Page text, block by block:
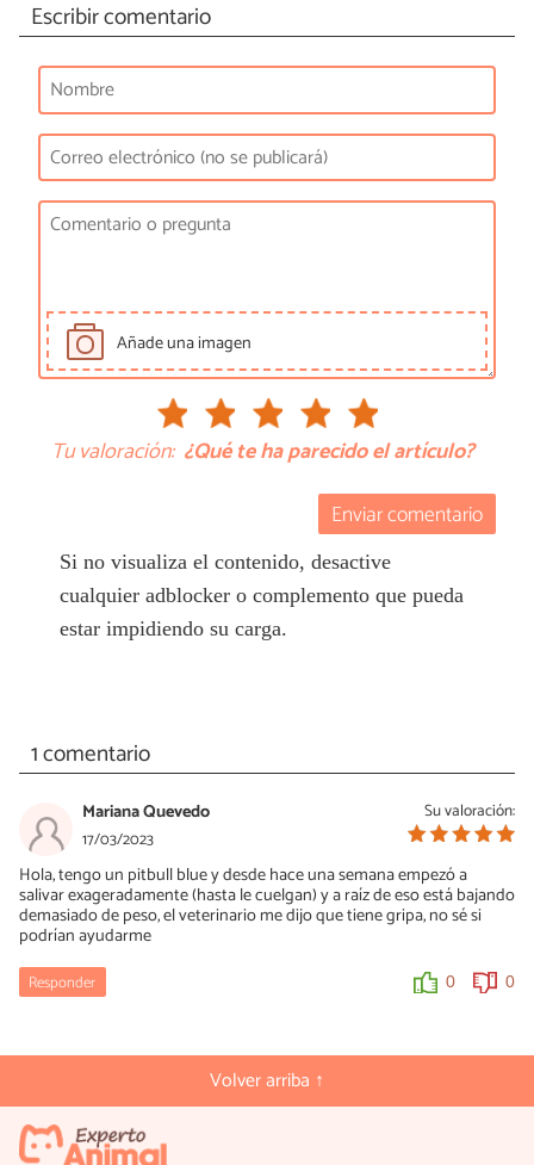
Escribir comentario
Añade una imagen
Tu valoración: ¿Qué te ha parecido el artículo?
Enviar comentario
Si no visualiza el contenido, desactive
cualquier adblocker o complemento que pueda
estar impidiendo su carga.
1 comentario
Su valoración:
Mariana Quevedo
17/03/2023
Hola, tengo un pitbull blue y desde hace una semana empezó a
salivar exageradamente (hasta le cuelgan) y a raíz de eso está bajando
demasiado de peso, el veterinario me dijo que tiene gripa, no sé si
podrían ayudarme
Responder 0 0
Volver arriba ↑